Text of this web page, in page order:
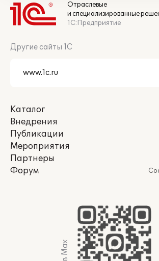
Отраслевые
и специализированные
1С:Предприятие
Другие сайты 1С
Каталог
Внедрения
Публикации
Мероприятия
Партнеры
Форум